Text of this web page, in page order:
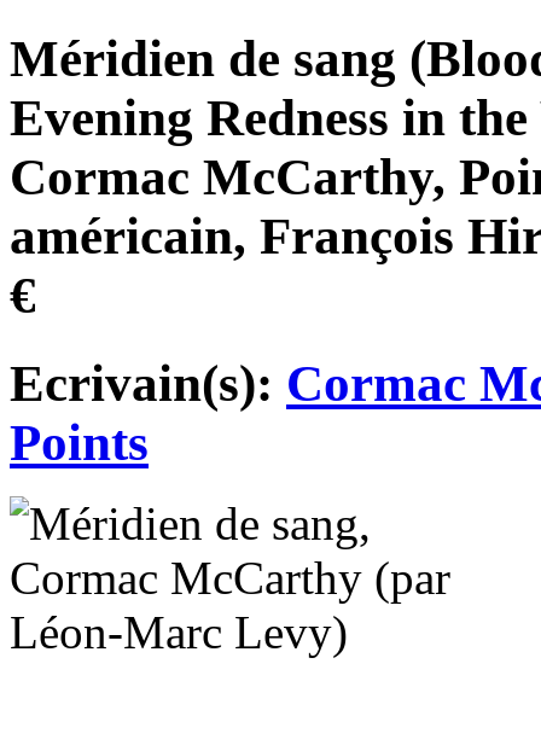
Méridien de sang
Evening Redness in the
Cormac McCarthy,
américain, François
€
Ecrivain(s): Cormac
Points